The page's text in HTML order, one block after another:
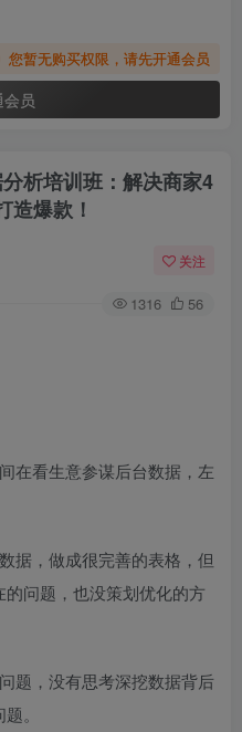
您暂无购买权限，请先开通会员
员
分析培训班：解决商家4
造爆款！
关注
1316 56
在看生意参谋后台数据，左
据，做成很完善的表格，但
问题，也没策划优化的方
题，没有思考深挖数据背后
。